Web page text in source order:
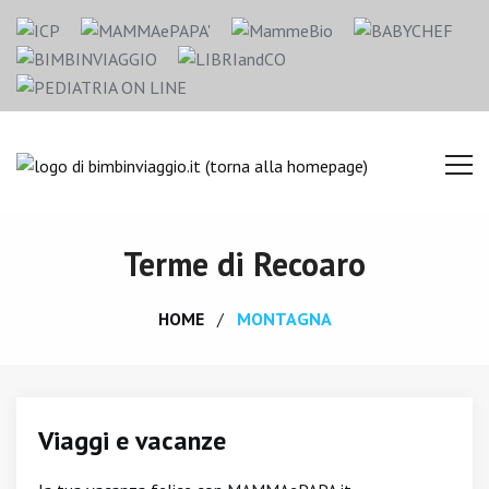
Terme di Recoaro
HOME MONTAGNA
Viaggi e vacanze